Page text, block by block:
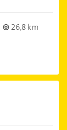
26,8 km